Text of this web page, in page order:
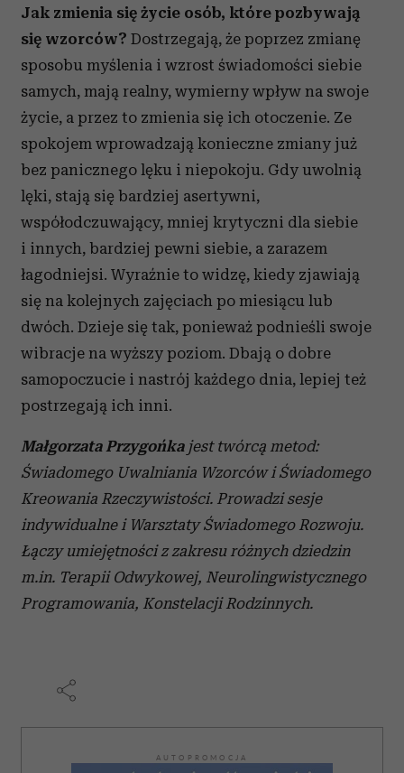
Jak zmienia się życie osób, które pozbywają
się wzorców? Dostrzegają, że poprzez zmianę
sposobu myślenia i wzrost świadomości siebie
samych, mają realny, wymierny wpływ na swoje
życie, a przez to zmienia się ich otoczenie. Ze
spokojem wprowadzają konieczne zmiany już
bez panicznego lęku i niepokoju. Gdy uwolnią
lęki, stają się bardziej asertywni,
współodczuwający, mniej krytyczni dla siebie
i innych, bardziej pewni siebie, a zarazem
łagodniejsi. Wyraźnie to widzę, kiedy zjawiają
się na kolejnych zajęciach po miesiącu lub
dwóch. Dzieje się tak, ponieważ podnieśli swoje
wibracje na wyższy poziom. Dbają o dobre
samopoczucie i nastrój każdego dnia, lepiej też
postrzegają ich inni.
Małgorzata Przygońkajest twórcą metod:
Świadomego Uwalniania Wzorców i Świadomego
Kreowania Rzeczywistości. Prowadzi sesje
indywidualne i Warsztaty Świadomego Rozwoju.
Łączy umiejętności z zakresu różnych dziedzin
m.in. Terapii Odwykowej, Neurolingwistycznego
Programowania, Konstelacji Rodzinnych.
AUTOPROMOCJA